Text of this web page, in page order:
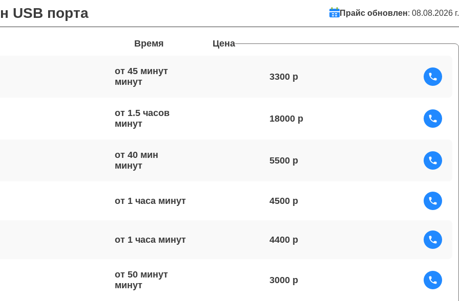
USB порта Прайс обновлен: 08.08.2026 г.
Время Цена
от 45 минут
3300
от 1.5 часов
18000
от 40 мин
5500
от 1 часа 4500
от 1 часа 4400
от 50 минут
3000